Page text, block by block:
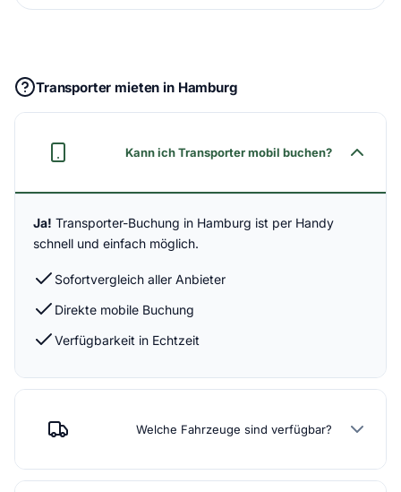
Transporter mieten in Hamburg
Kann ich Transporter mobil buchen?
Ja! Transporter-Buchung in Hamburg ist per Handy
schnell und einfach möglich.
Sofortvergleich aller Anbieter
Direkte mobile Buchung
Verfügbarkeit in Echtzeit
Welche Fahrzeuge sind verfügbar?